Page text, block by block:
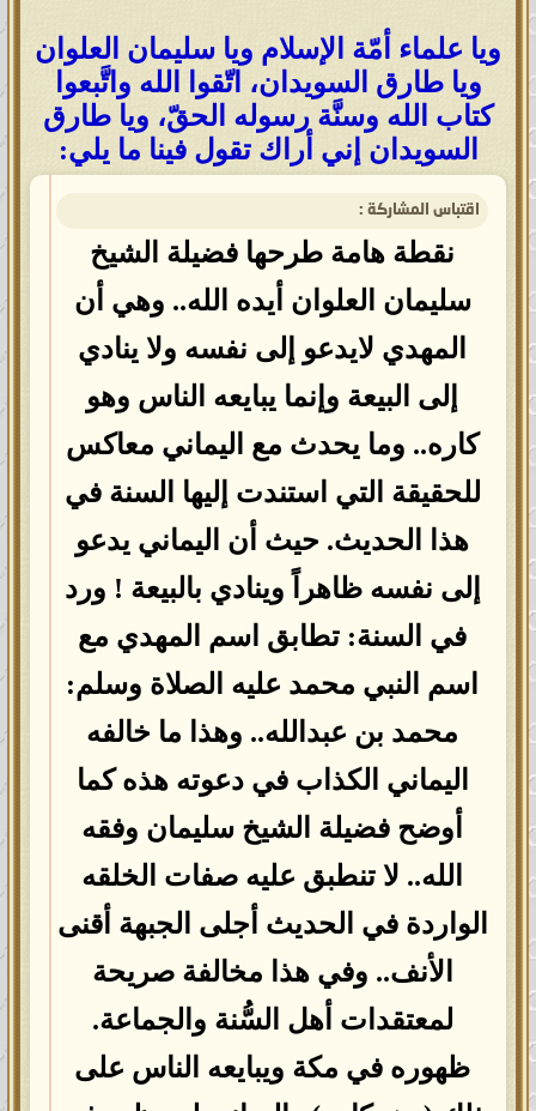
ويا علماء أمّة الإسلام ويا سليمان العلوان
ويا طارق السويدان، اتّقوا الله واتَّبعوا
كتاب الله وسنَّة رسوله الحقّ، ويا طارق
السويدان إني أراك تقول فينا ما يلي:
اقتباس المشاركة :
نقطة هامة طرحها فضيلة الشيخ
سليمان العلوان أيده الله.. وهي أن
المهدي لايدعو إلى نفسه ولا ينادي
إلى البيعة وإنما يبايعه الناس وهو
كاره.. وما يحدث مع اليماني معاكس
للحقيقة التي استندت إليها السنة في
هذا الحديث. حيث أن اليماني يدعو
إلى نفسه ظاهراً وينادي بالبيعة ! ورد
في السنة: تطابق اسم المهدي مع
اسم النبي محمد عليه الصلاة وسلم:
محمد بن عبدالله.. وهذا ما خالفه
اليماني الكذاب في دعوته هذه كما
أوضح فضيلة الشيخ سليمان وفقه
الله.. لا تنطبق عليه صفات الخلقه
الواردة في الحديث أجلى الجبهة أقنى
الأنف.. وفي هذا مخالفة صريحة
لمعتقدات أهل السُّنة والجماعة.
ظهوره في مكة ويبايعه الناس على